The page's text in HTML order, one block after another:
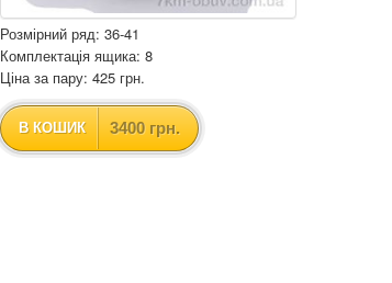
Розмірний ряд: 36-41
Комплектація ящика: 8
Ціна за пару: 425 грн.
В КОШИК 3400 грн.